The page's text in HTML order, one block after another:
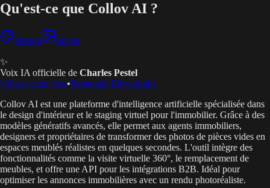
Qu'est-ce que Collov AI ?
Design Image
✨
Voix IA officielle de Charles Pestel
Utiliser cette voix•Partenaire ElevenLabs
Collov AI est une plateforme d'intelligence artificielle spécialisée dans
le design d'intérieur et le staging virtuel pour l'immobilier. Grâce à des
modèles génératifs avancés, elle permet aux agents immobiliers,
designers et propriétaires de transformer des photos de pièces vides en
espaces meublés réalistes en quelques secondes. L'outil intègre des
fonctionnalités comme la visite virtuelle 360°, le remplacement de
meubles, et offre une API pour les intégrations B2B. Idéal pour
optimiser les annonces immobilières avec un rendu photoréaliste.